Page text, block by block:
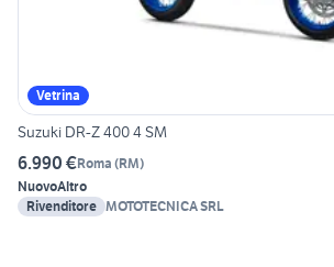
Vetrina
Suzuki DR-Z 400 4 SM
6.990 €Roma (RM)
NuovoAltro
Rivenditore MOTOTECNICA SRL